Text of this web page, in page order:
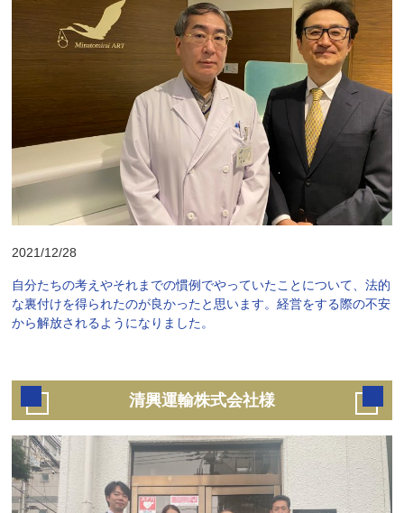
2021/12/28
自分たちの考えやそれまでの慣例でやっていたことについて、法的
な裏付けを得られたのが良かったと思います。経営をする際の不安
から解放されるようになりました。
清興運輸株式会社様